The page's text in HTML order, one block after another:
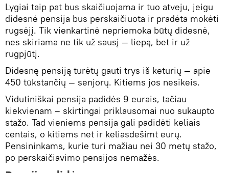
Lygiai taip pat bus skaičiuojama ir tuo atveju, jeigu
didesnė pensija bus perskaičiuota ir pradėta mokėti
rugsėjį. Tik vienkartinė nepriemoka būtų didesnė,
nes skiriama ne tik už sausį — liepą, bet ir už
rugpjūtį.
Didesnę pensiją turėtų gauti trys iš keturių — apie
450 tūkstančių — senjorų. Kitiems jos nesikeis.
Vidutiniškai pensija padidės 9 eurais, tačiau
kiekvienam – skirtingai priklausomai nuo sukaupto
stažo. Tad vieniems pensija gali padidėti keliais
centais, o kitiems net ir keliasdešimt eurų.
Pensininkams, kurie turi mažiau nei 30 metų stažo,
po perskaičiavimo pensijos nemažės.